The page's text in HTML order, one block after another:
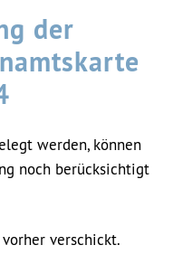
der
werden, können
noch berücksichtigt
verschickt.